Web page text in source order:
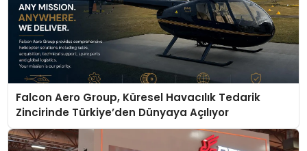
Falcon Aero Group, Küresel Havacılık Tedarik
Zincirinde Türkiye’den Dünyaya Açılıyor